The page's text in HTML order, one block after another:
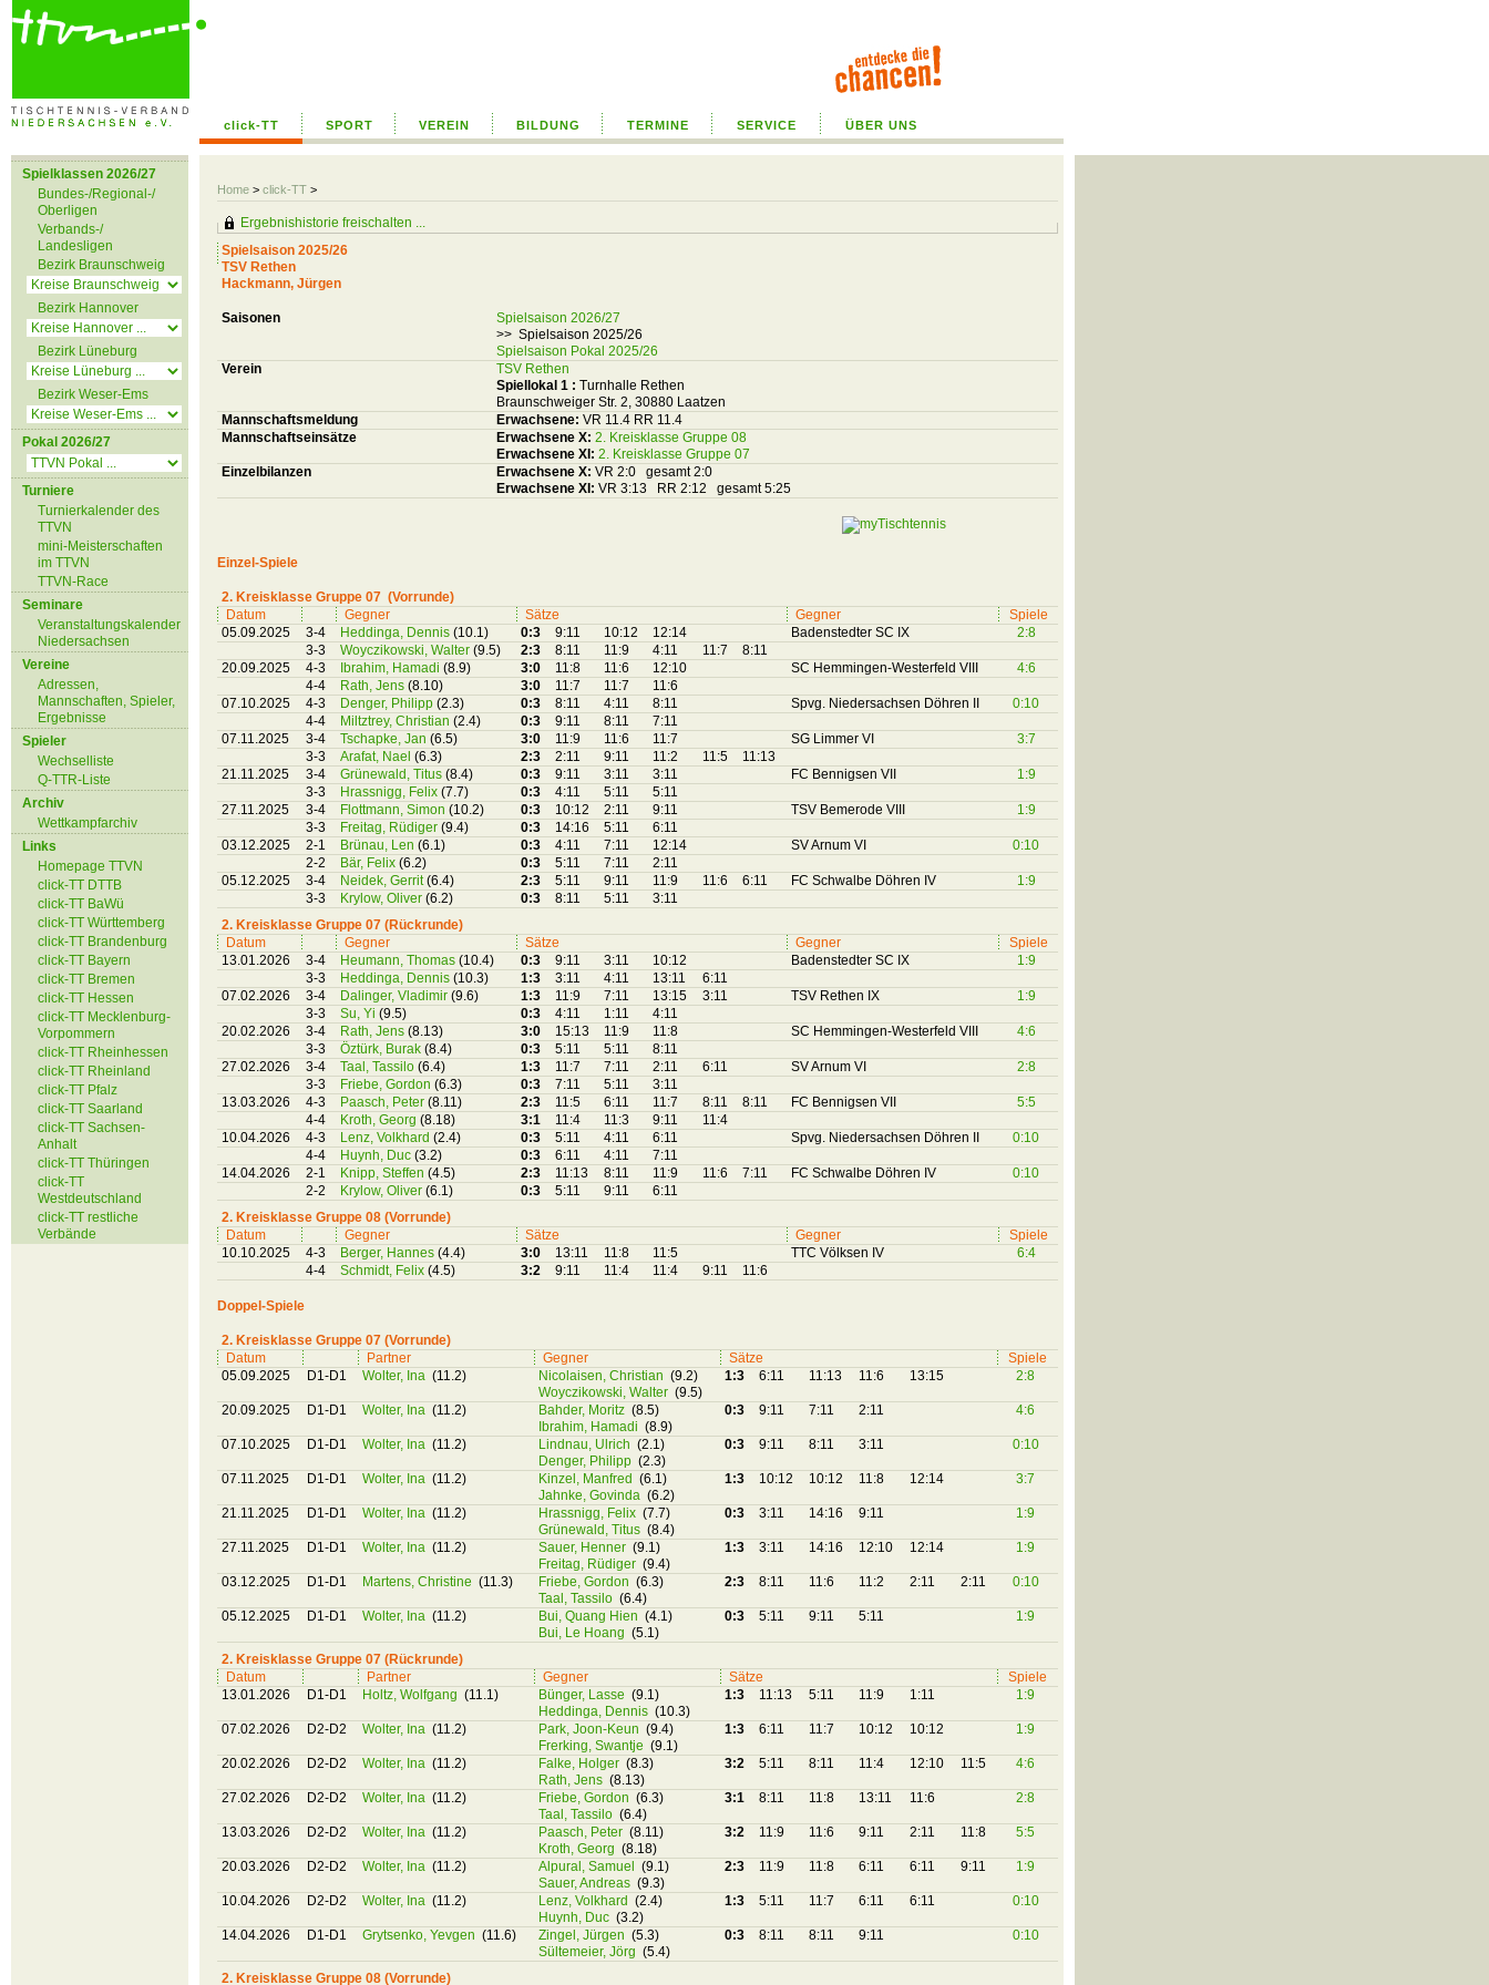
click-TT SPORT VEREIN BILDUNG TERMINE SERVICE ÜBER UNS
Home > click-TT >
Spielklassen 2026/27
Bundes-/Regional-/
Oberligen
Verbands-/
Landesligen
Bezirk Braunschweig
Bezirk Hannover
Bezirk Lüneburg
Bezirk Weser-Ems
Pokal 2026/27
Turniere
Turnierkalender des
TTVN
mini-Meisterschaften
im TTVN
TTVN-Race
Seminare
Veranstaltungskalender
Niedersachsen
Vereine
Adressen,
Mannschaften, Spieler,
Ergebnisse
Spieler
Wechselliste
Q-TTR-Liste
Archiv
Wettkampfarchiv
Links
Homepage TTVN
click-TT DTTB
click-TT BaWü
click-TT Württemberg
click-TT Brandenburg
click-TT Bayern
click-TT Bremen
click-TT Hessen
click-TT Mecklenburg-
Vorpommern
click-TT Rheinhessen
click-TT Rheinland
click-TT Pfalz
click-TT Saarland
click-TT Sachsen-
Anhalt
click-TT Thüringen
click-TT
Westdeutschland
click-TT restliche
Verbände
Ergebnishistorie freischalten ...
Spielsaison 2025/26
TSV Rethen
Hackmann, Jürgen
Saisonen
Spielsaison 2026/27
>> Spielsaison 2025/26
Spielsaison Pokal 2025/26
Verein
TSV Rethen
Spiellokal 1 : Turnhalle Rethen
Braunschweiger Str. 2, 30880 Laatzen
Mannschaftsmeldung
Erwachsene: VR 11.4 RR 11.4
Mannschaftseinsätze
Erwachsene X: 2. Kreisklasse Gruppe 08
Erwachsene XI: 2. Kreisklasse Gruppe 07
Einzelbilanzen
Erwachsene X: VR 2:0 gesamt 2:0
Erwachsene XI: VR 3:13 RR 2:12 gesamt 5:25
Einzel-Spiele
2. Kreisklasse Gruppe 07 (Vorrunde)
Datum
Gegner Sätze Gegner
Spiele
05.09.2025
3-4 Heddinga, Dennis (10.1) 0:3 9:11 10:12 12:14 Badenstedter SC IX
2:8
3-3
Woyczikowski, Walter (9.5) 2:3 8:11 11:9 4:11 11:7
8:11
20.09.2025
4-3 Ibrahim, Hamadi (8.9) 3:0 11:8 11:6 12:10 SC Hemmingen-Westerfeld VIII
4:6
4-4
Rath, Jens (8.10) 3:0 11:7 11:7
11:6
07.10.2025
4-3 Denger, Philipp (2.3) 0:3 8:11 4:11 8:11 Spvg. Niedersachsen Döhren II
0:10
4-4
Miltztrey, Christian (2.4) 0:3 9:11 8:11
7:11
07.11.2025
3-4 Tschapke, Jan (6.5) 3:0 11:9 11:6 11:7 SG Limmer VI
3:7
3-3
Arafat, Nael (6.3) 2:3 2:11 9:11 11:2 11:5
11:13
21.11.2025
3-4 Grünewald, Titus (8.4) 0:3 9:11 3:11 3:11 FC Bennigsen VII
1:9
3-3
Hrassnigg, Felix (7.7) 0:3 4:11 5:11
5:11
27.11.2025
3-4 Flottmann, Simon (10.2) 0:3 10:12 2:11 9:11 TSV Bemerode VIII
1:9
3-3
Freitag, Rüdiger (9.4) 0:3 14:16 5:11
6:11
03.12.2025
2-1 Brünau, Len (6.1) 0:3 4:11 7:11 12:14 SV Arnum VI
0:10
2-2
Bär, Felix (6.2) 0:3 5:11 7:11
2:11
05.12.2025
3-4 Neidek, Gerrit(6.4) 2:3 5:11 9:11 11:9 11:6 6:11 FC Schwalbe Döhren IV
1:9
3-3
Krylow, Oliver (6.2) 0:3 8:11 5:11
3:11
2. Kreisklasse Gruppe 07 (Rückrunde)
Datum
Gegner Sätze Gegner
Spiele
13.01.2026
3-4 Heumann, Thomas (10.4) 0:3 9:11 3:11 10:12 Badenstedter SC IX
1:9
3-3
Heddinga, Dennis (10.3) 1:3 3:11 4:11 13:11
6:11
07.02.2026
3-4 Dalinger, Vladimir (9.6) 1:3 11:9 7:11 13:15 3:11 TSV Rethen IX
1:9
3-3
Su, Yi (9.5) 0:3 4:11 1:11
4:11
20.02.2026
3-4 Rath, Jens (8.13) 3:0 15:13 11:9 11:8 SC Hemmingen-Westerfeld VIII
4:6
3-3
Öztürk, Burak (8.4) 0:3 5:11 5:11
8:11
27.02.2026
3-4 Taal, Tassilo (6.4) 1:3 11:7 7:11 2:11 6:11 SV Arnum VI
2:8
3-3
Friebe, Gordon (6.3) 0:3 7:11 5:11
3:11
13.03.2026
4-3 Paasch, Peter (8.11) 2:3 11:5 6:11 11:7 8:11 8:11 FC Bennigsen VII
5:5
4-4
Kroth, Georg (8.18) 3:1 11:4 11:3 9:11
11:4
10.04.2026
4-3 Lenz, Volkhard (2.4) 0:3 5:11 4:11 6:11 Spvg. Niedersachsen Döhren II
0:10
4-4
Huynh, Duc (3.2) 0:3 6:11 4:11
7:11
14.04.2026
2-1 Knipp, Steffen (4.5) 2:3 11:13 8:11 11:9 11:6 7:11 FC Schwalbe Döhren IV
0:10
2-2
Krylow, Oliver (6.1) 0:3 5:11 9:11
6:11
2. Kreisklasse Gruppe 08 (Vorrunde)
Datum
Gegner Sätze Gegner
Spiele
10.10.2025
4-3 Berger, Hannes (4.4) 3:0 13:11 11:8 11:5 TTC Völksen IV
6:4
4-4
Schmidt, Felix (4.5) 3:2 9:11 11:4 11:4 9:11 11:6
Doppel-Spiele
2. Kreisklasse Gruppe 07 (Vorrunde)
Datum
Partner Gegner Sätze
Spiele
05.09.2025
D1-D1 Wolter, Ina (11.2) Nicolaisen, Christian (9.2)
Woyczikowski, Walter (9.5)
1:3 6:11 11:13 11:6 13:15 2:8
20.09.2025 D1-D1 Wolter, Ina (11.2) Bahder, Moritz (8.5)
Ibrahim, Hamadi (8.9)
0:3 9:11 7:11 2:11 4:6
07.10.2025 D1-D1 Wolter, Ina (11.2) Lindnau, Ulrich (2.1)
Denger, Philipp (2.3)
0:3 9:11 8:11 3:11 0:10
07.11.2025 D1-D1 Wolter, Ina (11.2) Kinzel, Manfred (6.1)
Jahnke, Govinda (6.2)
1:3 10:12 10:12 11:8 12:14 3:7
21.11.2025 D1-D1 Wolter, Ina (11.2) Hrassnigg, Felix (7.7)
Grünewald, Titus (8.4)
0:3 3:11 14:16 9:11 1:9
27.11.2025 D1-D1 Wolter, Ina (11.2) Sauer, Henner (9.1)
Freitag, Rüdiger (9.4)
1:3 3:11 14:16 12:10 12:14 1:9
03.12.2025 D1-D1 Martens, Christine (11.3) Friebe, Gordon (6.3)
Taal, Tassilo (6.4)
2:3 8:11 11:6 11:2 2:11 2:11 0:10
05.12.2025 D1-D1 Wolter, Ina (11.2) Bui, Quang Hien (4.1)
Bui, Le Hoang (5.1)
0:3 5:11 9:11 5:11 1:9
2. Kreisklasse Gruppe 07 (Rückrunde)
Datum
Partner Gegner Sätze
Spiele
13.01.2026
D1-D1 Holtz, Wolfgang (11.1) Bünger, Lasse (9.1)
Heddinga, Dennis (10.3)
1:3 11:13 5:11 11:9 1:11 1:9
07.02.2026 D2-D2 Wolter, Ina (11.2) Park, Joon-Keun (9.4)
Frerking, Swantje (9.1)
1:3 6:11 11:7 10:12 10:12 1:9
20.02.2026 D2-D2 Wolter, Ina (11.2) Falke, Holger (8.3)
Rath, Jens (8.13)
3:2 5:11 8:11 11:4 12:10 11:5 4:6
27.02.2026 D2-D2 Wolter, Ina (11.2) Friebe, Gordon (6.3)
Taal, Tassilo (6.4)
3:1 8:11 11:8 13:11 11:6 2:8
13.03.2026 D2-D2 Wolter, Ina (11.2) Paasch, Peter (8.11)
Kroth, Georg (8.18)
3:2 11:9 11:6 9:11 2:11 11:8 5:5
20.03.2026 D2-D2 Wolter, Ina (11.2) Alpural, Samuel
(9.1)
Sauer, Andreas (9.3)
2:3 11:9 11:8 6:11 6:11 9:11 1:9
10.04.2026 D2-D2 Wolter, Ina (11.2) Lenz, Volkhard (2.4)
Huynh, Duc (3.2)
1:3 5:11 11:7 6:11 6:11 0:10
14.04.2026 D1-D1 Grytsenko, Yevgen (11.6) Zingel, Jürgen (5.3)
Sültemeier, Jörg (5.4)
0:3 8:11 8:11 9:11 0:10
2. Kreisklasse Gruppe 08 (Vorrunde)